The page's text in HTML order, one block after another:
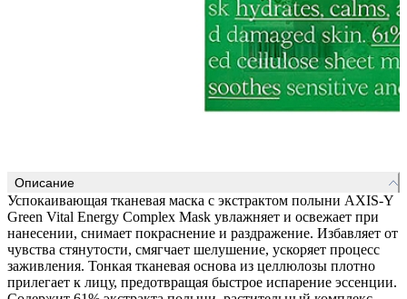
Описание
Успокаивающая тканевая маска с экстрактом полыни AXIS-Y
Green Vital Energy Complex Mask увлажняет и освежает при
нанесении, снимает покраснение и раздражение. Избавляет от
чувства стянутости, смягчает шелушение, ускоряет процесс
заживления. Тонкая тканевая основа из целлюлозы плотно
прилегает к лицу, предотвращая быстрое испарение эссенции.